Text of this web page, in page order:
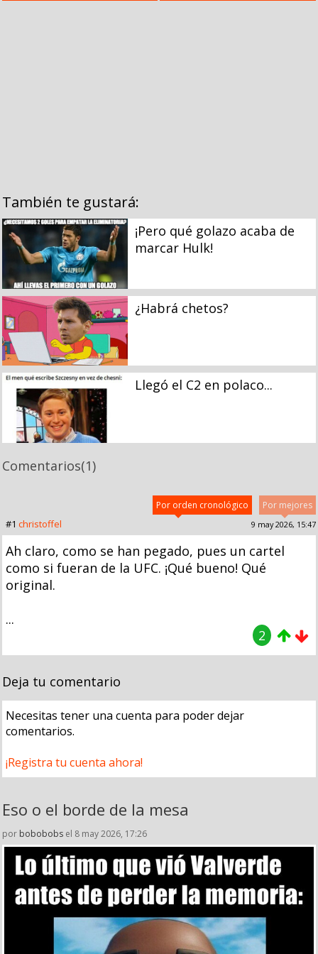
También te gustará:
¡Pero qué golazo acaba de
marcar Hulk!
¿Habrá chetos?
Llegó el C2 en polaco...
Comentarios(1)
Por mejores
Por orden cronológico
#1 christoffel 9 may 2026, 15:47
Ah claro, como se han pegado, pues un cartel
como si fueran de la UFC. ¡Qué bueno! Qué
original.
...
2
Deja tu comentario
Necesitas tener una cuenta para poder dejar
comentarios.
¡Registra tu cuenta ahora!
Eso o el borde de la mesa
por bobobobs el 8 may 2026, 17:26